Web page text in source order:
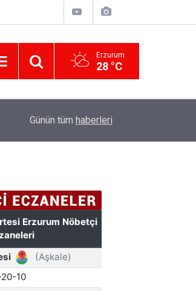
Erzurum
28 °C
Türkiye'de bir ilki yapıyor: Kilim üzerine
Günün tüm haberleri